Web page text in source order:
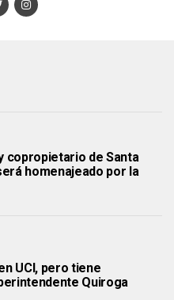
copropietario de Santa
homenajeado por la
UCI, pero tiene
Quiroga